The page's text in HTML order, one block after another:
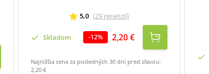
5,0 (29 recenzií)
Skladom -12% 2,20 €
Najnižšia cena za posledných 30 dní pred zľavou:
2,20 €